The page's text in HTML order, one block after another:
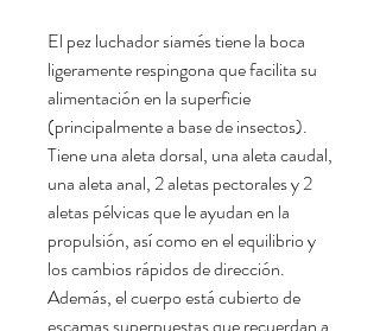
El pez luchador siamés tiene la boca
ligeramente respingona que facilita su
alimentación en la superficie
(principalmente a base de insectos).
Tiene una aleta dorsal, una aleta caudal,
una aleta anal, 2 aletas pectorales y 2
aletas pélvicas que le ayudan en la
propulsión, así como en el equilibrio y
los cambios rápidos de dirección.
Además, el cuerpo está cubierto de